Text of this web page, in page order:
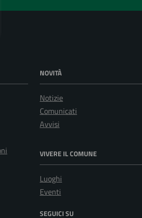
NOVITÀ
Notizie
Comunicati
Avvisi
VIVERE IL COMUNE
Luoghi
Eventi
SEGUICI SU